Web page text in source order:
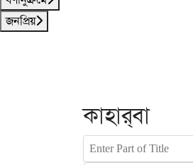
জনপ্রিয়
কাহার্‌বা
Enter Part of Title